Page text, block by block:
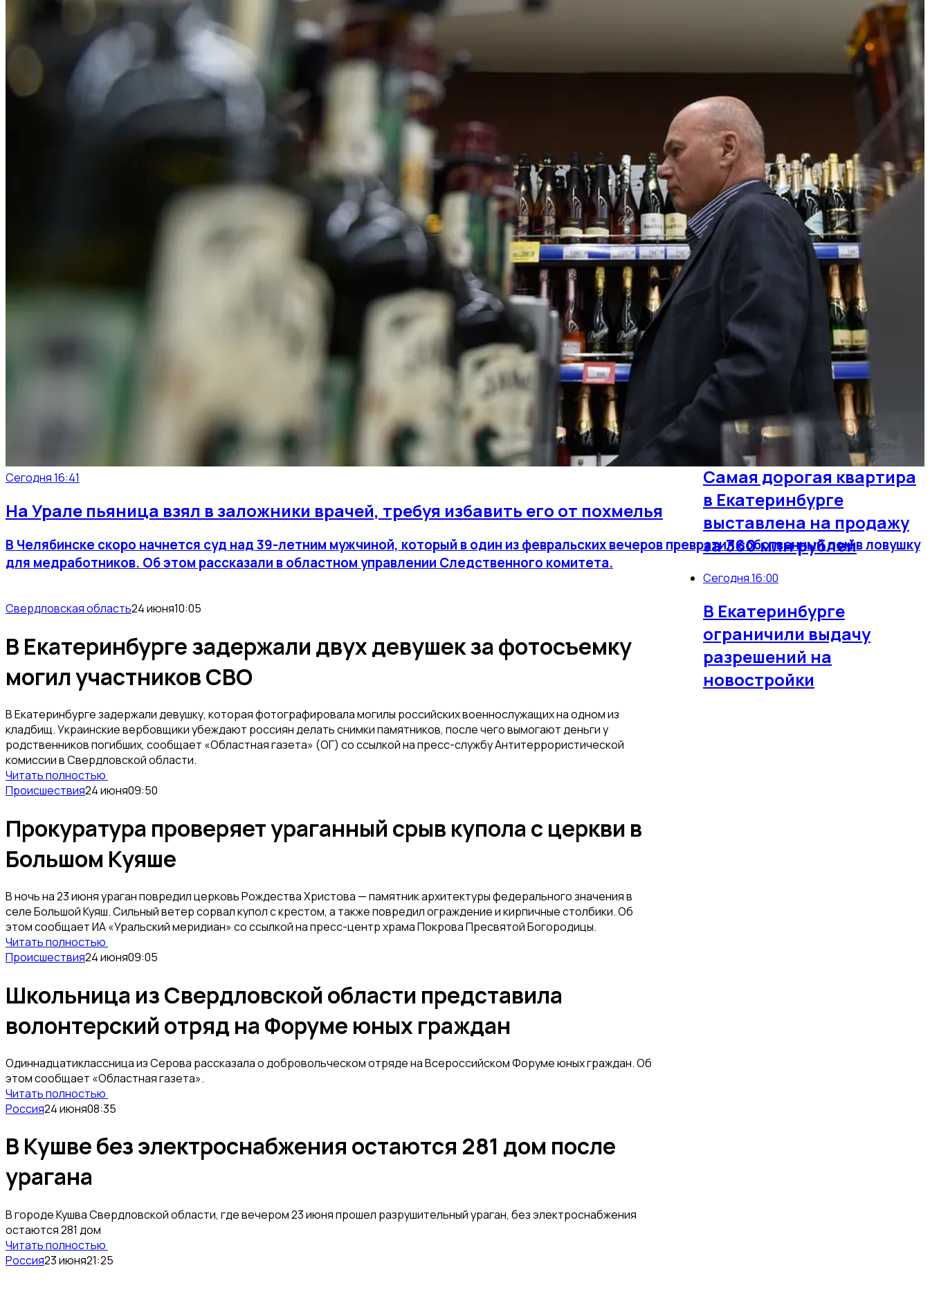
уральской мафии вышел
на свободу после 20 лет
тюрьмы
Сегодня 16:10
Строителям
Свердловской области
вручили награды в
преддверии
профессионального
праздника
Сегодня 16:10
В Екатеринбурге покажут
фильмы-победители
фестиваля «Сталкер»
Сегодня 16:07
Самая дорогая квартира
в Екатеринбурге
выставлена на продажу
за 360 млн рублей
Сегодня 16:00
В Екатеринбурге
ограничили выдачу
разрешений на
новостройки
Сегодня 16:41
На Урале пьяница взял в заложники врачей, требуя избавить его от похмелья
В Челябинске скоро начнется суд над 39-летним мужчиной, который в один из февральских вечеров превратил собственный дом в ловушку
для медработников. Об этом рассказали в областном управлении Следственного комитета.
Свердловская область24 июня10:05
В Екатеринбурге задержали двух девушек за фотосъемку
могил участников СВО
В Екатеринбурге задержали девушку, которая фотографировала могилы российских военнослужащих на одном из
кладбищ. Украинские вербовщики убеждают россиян делать снимки памятников, после чего вымогают деньги у
родственников погибших, сообщает «Областная газета» (ОГ) со ссылкой на пресс-службу Антитеррористической
комиссии в Свердловской области.
Читать полностью
Происшествия24 июня09:50
Прокуратура проверяет ураганный срыв купола с церкви в
Большом Куяше
В ночь на 23 июня ураган повредил церковь Рождества Христова — памятник архитектуры федерального значения в
селе Большой Куяш. Сильный ветер сорвал купол с крестом, а также повредил ограждение и кирпичные столбики. Об
этом сообщает ИА «Уральский меридиан» со ссылкой на пресс-центр храма Покрова Пресвятой Богородицы.
Читать полностью
Происшествия24 июня09:05
Школьница из Свердловской области представила
волонтерский отряд на Форуме юных граждан
Одиннадцатиклассница из Серова рассказала о добровольческом отряде на Всероссийском Форуме юных граждан. Об
этом сообщает «Областная газета».
Читать полностью
Россия24 июня08:35
В Кушве без электроснабжения остаются 281 дом после
урагана
В городе Кушва Свердловской области, где вечером 23 июня прошел разрушительный ураган, без электроснабжения
остаются 281 дом
Читать полностью
Россия23 июня21:25